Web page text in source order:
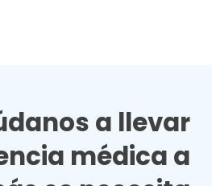
a llevar
médica a